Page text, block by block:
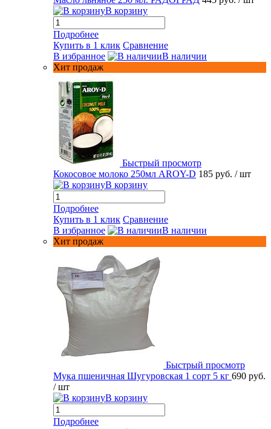
В корзину
Подробнее
Купить в 1 клик Сравнение
В избранное
В наличии
Хит продаж
Быстрый просмотр
Кокосовое молоко 250мл AROY-D 185 руб. / шт
В корзину
Подробнее
Купить в 1 клик Сравнение
В избранное
В наличии
Хит продаж
Быстрый просмотр
Мука пшеничная Шугуровская 1 сорт 5 кг 690 руб.
/ шт
В корзину
Подробнее